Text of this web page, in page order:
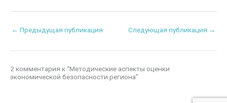
← Предыдущая публикация Следующая публикация →
2 комментария к “Методические аспекты оценки
экономической безопасности региона”